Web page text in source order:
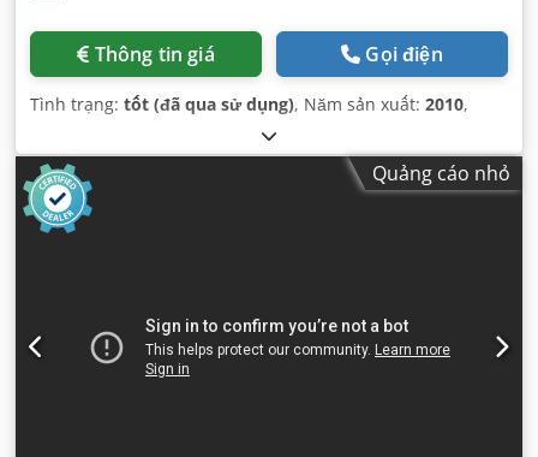
Thông tin giá Gọi điện
Tình trạng: tốt (đã qua sử dụng), Năm sản xuất: 2010,
Quảng cáo nhỏ